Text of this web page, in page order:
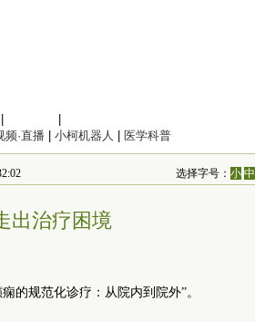
频·直播 小柯机器人 医学科普
选择字号：小 中
出治疗困境
的规范化诊疗：从院内到院外”。